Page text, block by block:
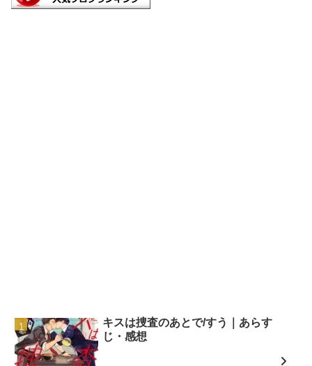
キスは捜査のあとで/すう｜あらす
じ・感想